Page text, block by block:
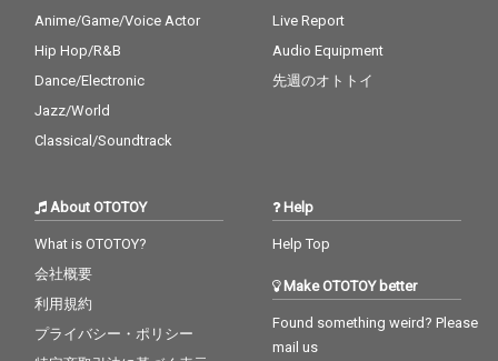
Anime/Game/Voice Actor
Hip Hop/R&B
Dance/Electronic
Jazz/World
Classical/Soundtrack
Live Report
Audio Equipment
先週のオトトイ
About OTOTOY
What is OTOTOY?
会社概要
利用規約
プライバシー・ポリシー
Help
Help Top
Make OTOTOY better
Found something weird? Please
mail us